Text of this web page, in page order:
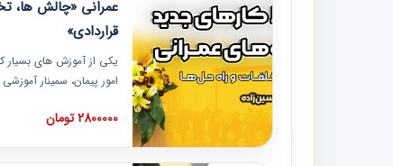
عمرانی «چالش ها،
قراردادی»
یکی از آموزش‏‏‏‏‏‏ های بسیار
امور پیمان، سمینار
عمرانی» چالش ها،
در محل سندیکای شرکت
به همراه تجربیات عملی
2800000 تومان